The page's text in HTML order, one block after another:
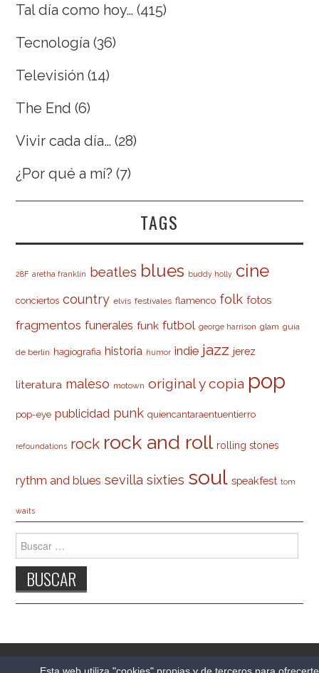
Tal día como hoy… (415)
Tecnología (36)
Televisión (14)
The End (6)
Vivir cada día… (28)
¿Por qué a mí? (7)
TAGS
28F aretha franklin beatles blues buddy holly cine
conciertos country elvis festivales flamenco folk fotos
fragmentos funerales funk futbol george harrison glam guía
de berlín hagiografia historia humor indie jazz jerez
literatura maleso motown original y copia pop
pop-eye publicidad punk quiencantaraentuentierro
refoundations rock rock and roll rolling stones
rythm and blues sevilla sixties soul speakfest tom
waits
Buscar:
© 2026 CARLESO.COM. TODOS LOS DERECHOS
Esta web utiliza "cookies" propias y de terceros para